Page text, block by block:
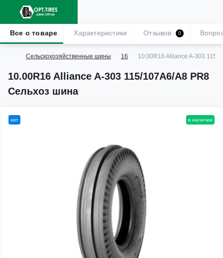
Сельскохозяйственные шины 16 10.00R16 Alliance A-303 115/
10.00R16 Alliance A-303 115/107A6/A8 PR8
Сельхоз шина
Все о товаре Характеристики Отзывов 0
хит в наличии